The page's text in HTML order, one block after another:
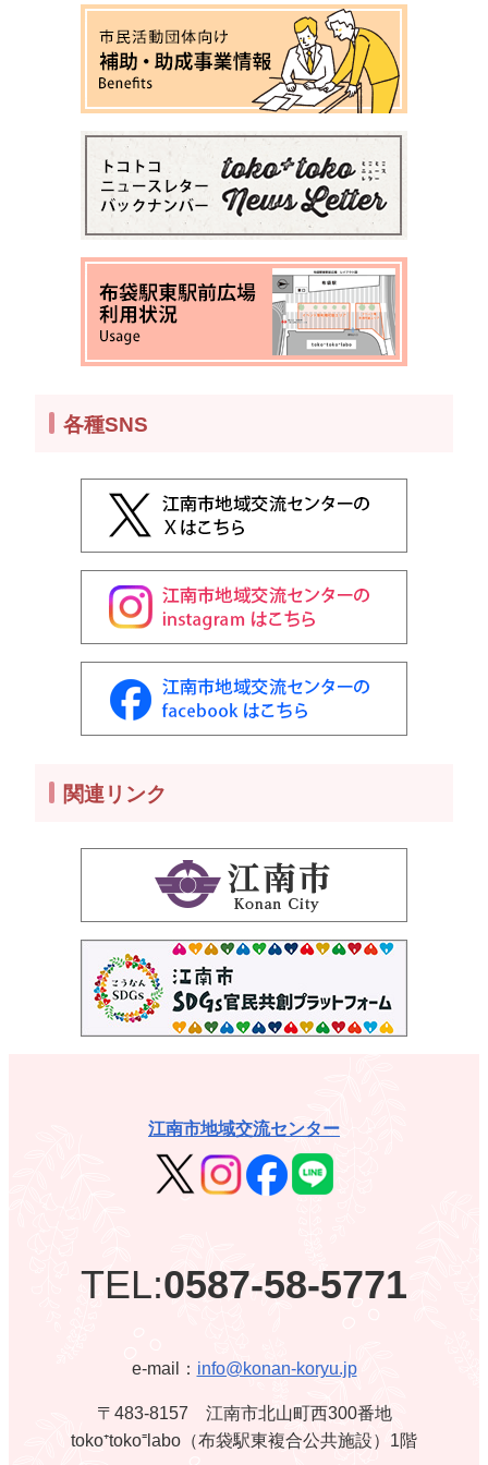
各種SNS
関連リンク
江南市地域交流センター
TEL:0587-58-5771
e-mail： info@konan-koryu.jp
〒483-8157 江南市北山町西300番地
toko⁺toko⁼labo（布袋駅東複合公共施設）1階